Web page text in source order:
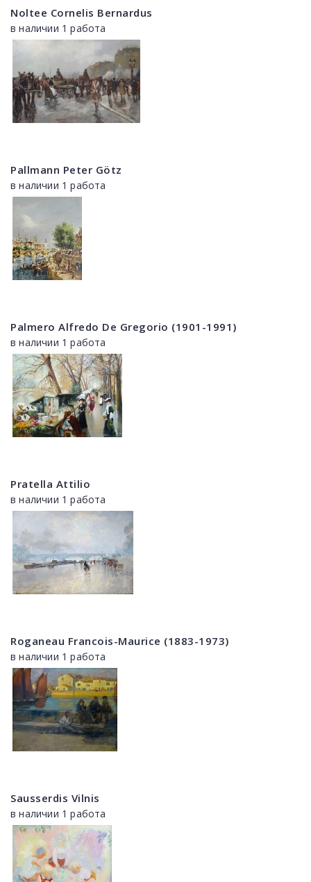
Noltee Cornelis Bernardus
в наличии 1 работа
Pallmann Peter Götz
в наличии 1 работа
Palmero Alfredo De Gregorio (1901-1991)
в наличии 1 работа
Pratella Attilio
в наличии 1 работа
Roganeau Francois-Maurice (1883-1973)
в наличии 1 работа
Sausserdis Vilnis
в наличии 1 работа